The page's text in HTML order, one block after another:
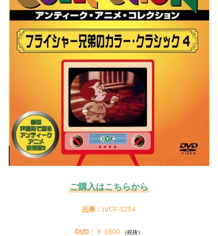
ご購入はこちらから
品番： IVCF-5254
DVD : ￥ 1800 （税抜）